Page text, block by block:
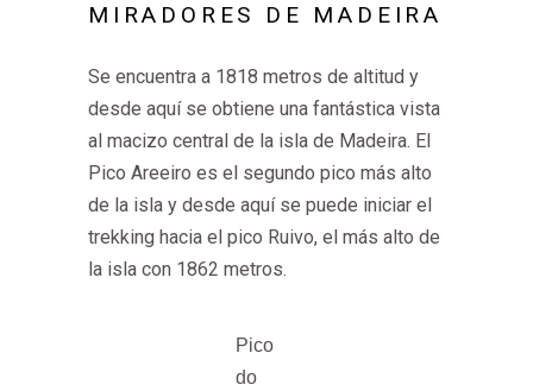
MIRADORES DE MADEIRA
Se encuentra a 1818 metros de altitud y
desde aquí se obtiene una fantástica vista
al macizo central de la isla de Madeira. El
Pico Areeiro es el segundo pico más alto
de la isla y desde aquí se puede iniciar el
trekking hacia el pico Ruivo, el más alto de
la isla con 1862 metros.
Pico
do